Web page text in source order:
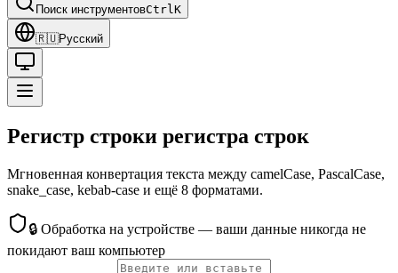
Поиск инструментовCtrlK
🇷🇺Русский
Регистр строки регистра строк
Мгновенная конвертация текста между camelCase, PascalCase,
snake_case, kebab-case и ещё 8 форматами.
🔒 Обработка на устройстве — ваши данные никогда не
покидают ваш компьютер